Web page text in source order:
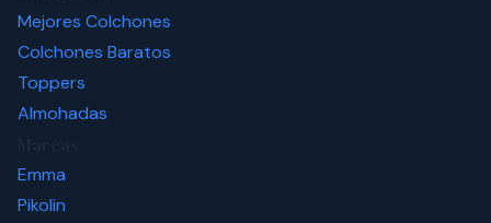
Mejores Colchones
Colchones Baratos
Toppers
Almohadas
Emma
Pikolin